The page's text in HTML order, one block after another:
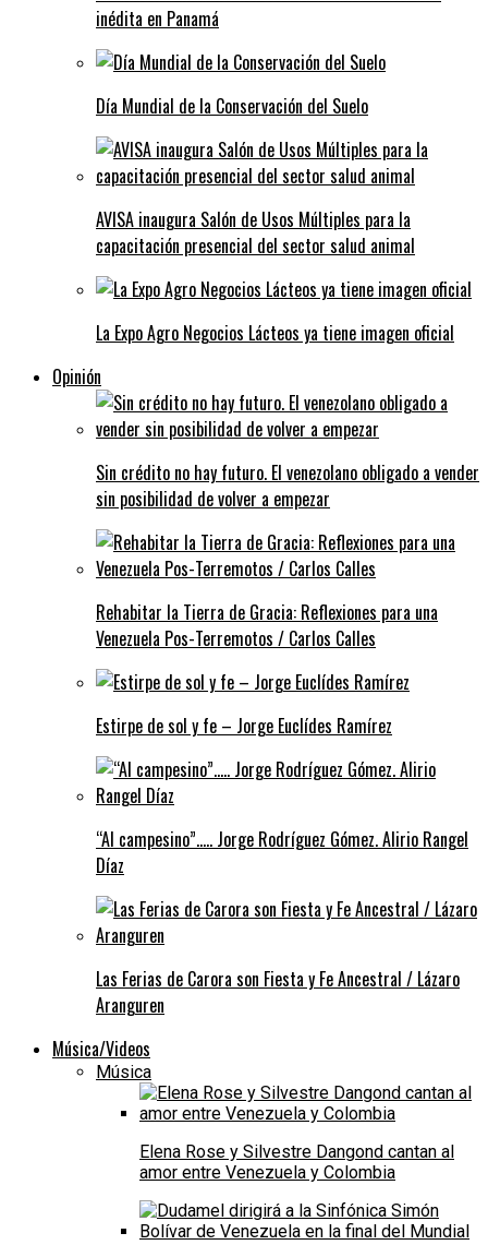
inédita en Panamá
Día Mundial de la Conservación del Suelo
AVISA inaugura Salón de Usos Múltiples para la
capacitación presencial del sector salud animal
La Expo Agro Negocios Lácteos ya tiene imagen oficial
Opinión
Sin crédito no hay futuro. El venezolano obligado a vender
sin posibilidad de volver a empezar
Rehabitar la Tierra de Gracia: Reflexiones para una
Venezuela Pos-Terremotos / Carlos Calles
Estirpe de sol y fe – Jorge Euclídes Ramírez
“Al campesino”….. Jorge Rodríguez Gómez. Alirio Rangel
Díaz
Las Ferias de Carora son Fiesta y Fe Ancestral / Lázaro
Aranguren
Música/Videos
Música
Elena Rose y Silvestre Dangond cantan al
amor entre Venezuela y Colombia